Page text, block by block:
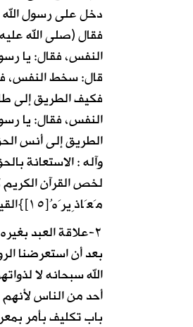
دخل على رسول الله
فقال (صلى الله
النفس، فقال: يا
قال: سخط النفس،
فكيف الطريق إلى
النفس، فقال: يا
الطريق إلى أنس
وآله : الاستعانة بالحق على
مَعَاذِيرَهُ[١٥]}القيامة.
٢-علاقة العبد بغيره متوقفة على علاقة الإنسان بربه :
بعد أن استعرضنا
الله سبحانه لا
أحد من الناس
باب تكليف بأمر